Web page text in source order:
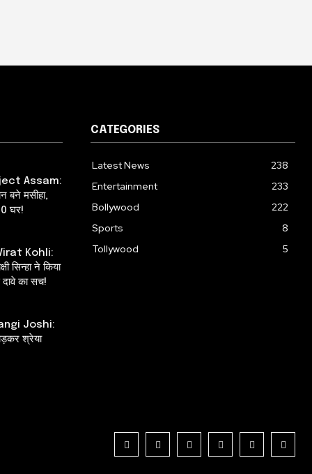
Assam:
बने मसीहा,
घर!
Kohli:
सिन्हा ने किया
का सच!
Joshi:
श्रेया
CATEGORIES
Latest News
238
Entertainment
233
Bollywood
222
Sports
8
Tollywood
5